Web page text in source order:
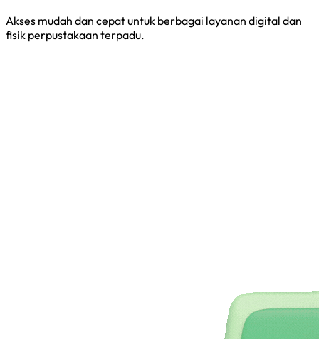
Akses mudah dan cepat untuk berbagai layanan digital dan
fisik perpustakaan terpadu.